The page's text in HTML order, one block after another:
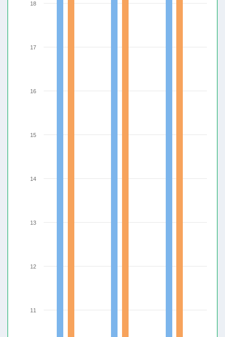
11
12
13
14
15
16
17
18